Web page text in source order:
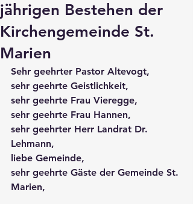
jährigen Bestehen der
Kirchengemeinde St.
Marien
Sehr geehrter Pastor Altevogt,
sehr geehrte Geistlichkeit,
sehr geehrte Frau Vieregge,
sehr geehrte Frau Hannen,
sehr geehrter Herr Landrat Dr.
Lehmann,
liebe Gemeinde,
sehr geehrte Gäste der Gemeinde St.
Marien,